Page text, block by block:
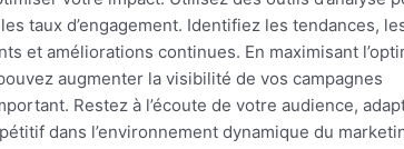
taux d’engagement. Identifiez les tendances,
et améliorations continues. En maximisant
augmenter la visibilité de vos campagnes
Restez à l’écoute de votre audience,
dans l’environnement dynamique du